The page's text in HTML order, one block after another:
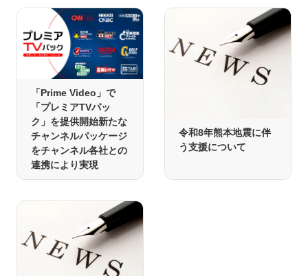
「Prime Video」で
「プレミアTVパッ
ク」を提供開始新たな
チャンネルパッケージ
をチャンネル各社との
連携により実現
令和8年熊本地震に伴
う支援について